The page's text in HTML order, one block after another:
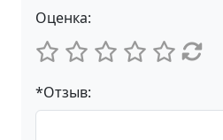
Оценка:
*Отзыв: